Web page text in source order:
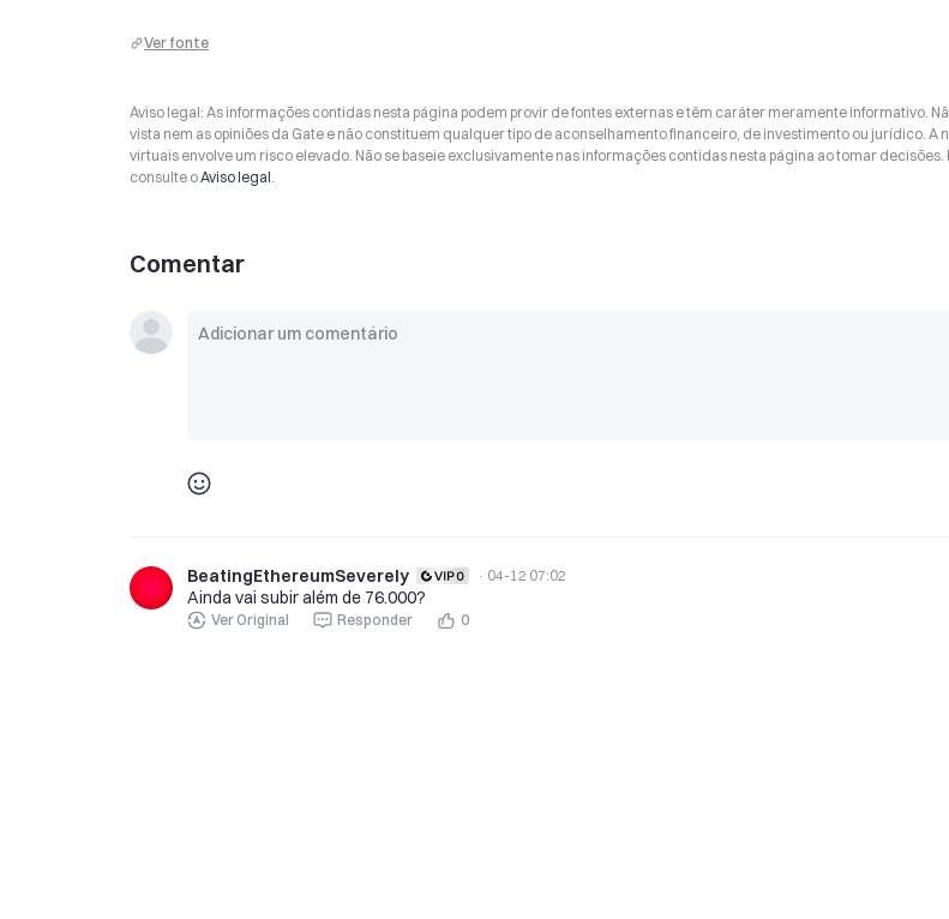
Ver fonte
Aviso legal: As informações contidas nesta página podem provir de fontes externas e têm caráter meramente informativo.
vista nem as opiniões da Gate e não constituem qualquer tipo de aconselhamento financeiro, de investimento ou jurídico. A
virtuais envolve um risco elevado. Não se baseie exclusivamente nas informações contidas nesta página ao tomar decisões.
consulte oAviso legal.
Comentar
BeatingEthereumSeverely · 04-12 07:02
Ainda vai subir além de 76.000?
Ver Original Responder 0